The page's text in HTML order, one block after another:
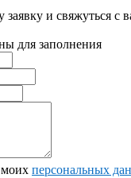
и свяжуться с
для заполнения
моих персональных